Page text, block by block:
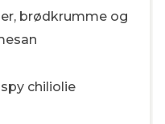
brødkrumme og
chiliolie